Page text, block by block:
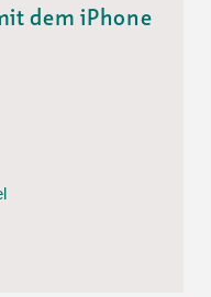
dem iPhone